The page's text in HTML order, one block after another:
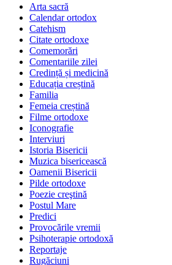
Arta sacră
Calendar ortodox
Catehism
Citate ortodoxe
Comemorări
Comentariile zilei
Credință și medicină
Educația creștină
Familia
Femeia creștină
Filme ortodoxe
Iconografie
Interviuri
Istoria Bisericii
Muzica bisericească
Oamenii Bisericii
Pilde ortodoxe
Poezie creştină
Postul Mare
Predici
Provocările vremii
Psihoterapie ortodoxă
Reportaje
Rugăciuni